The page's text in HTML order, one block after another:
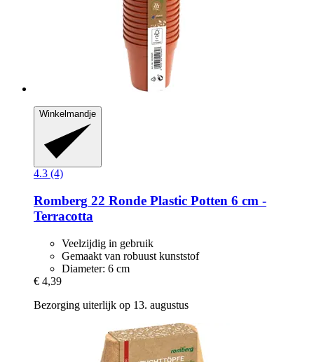
Winkelmandje
4.3 (4)
Romberg 22 Ronde Plastic Potten 6 cm -​
Terracotta
Veelzijdig in gebruik
Gemaakt van robuust kunststof
Diameter: 6 cm
€ 4,39
Bezorging uiterlijk op 13. augustus